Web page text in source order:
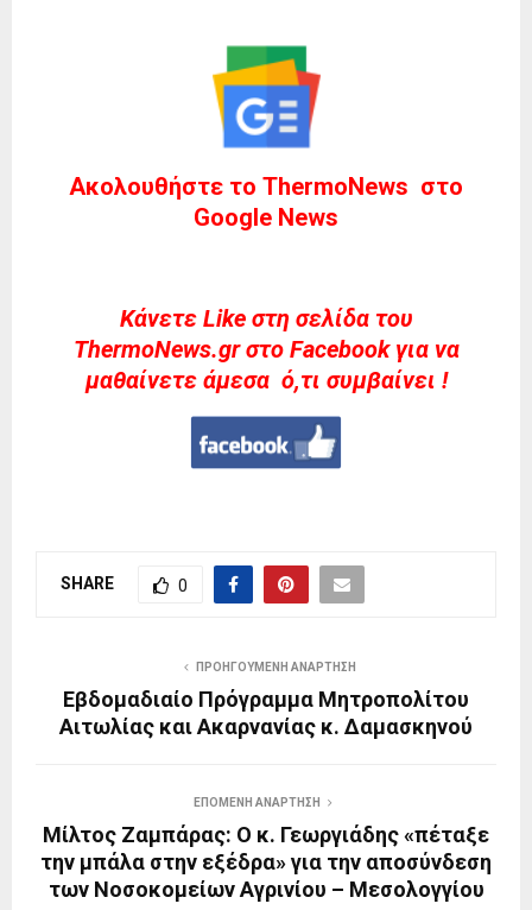
Ακολουθήστε το ThermoNews στο
Google News
Kάνετε Like στη σελίδα του
ThermoNews.gr στο Facebook για να
μαθαίνετε άμεσα ό,τι συμβαίνει !
SHARE 0
ΠΡΟΗΓΟΎΜΕΝΗ ΑΝΆΡΤΗΣΗ
Εβδομαδιαίο Πρόγραμμα Μητροπολίτου
Αιτωλίας και Ακαρνανίας κ. Δαμασκηνού
ΕΠΌΜΕΝΗ ΑΝΆΡΤΗΣΗ
Μίλτος Ζαμπάρας: Ο κ. Γεωργιάδης «πέταξε
την μπάλα στην εξέδρα» για την αποσύνδεση
των Νοσοκομείων Αγρινίου – Μεσολογγίου